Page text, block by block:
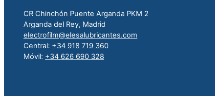
CR Chinchón Puente Arganda PKM 2
Arganda del Rey, Madrid
electrofilm@elesalubricantes.com
Central: +34 918 719 360
Móvil: +34 626 690 328